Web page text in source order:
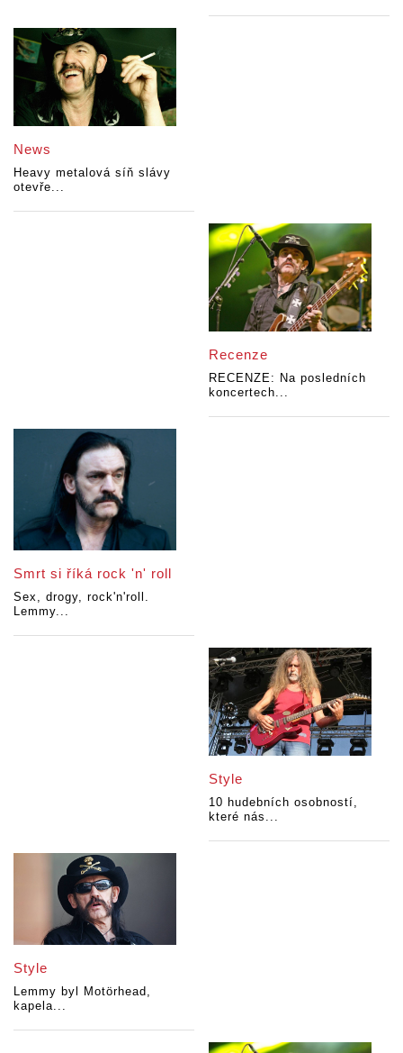
News
Heavy metalová síň slávy
otevře...
Recenze
RECENZE: Na posledních
koncertech...
Smrt si říká rock 'n' roll
Sex, drogy, rock'n'roll.
Lemmy...
Style
10 hudebních osobností,
které nás...
Style
Lemmy byl Motörhead,
kapela...